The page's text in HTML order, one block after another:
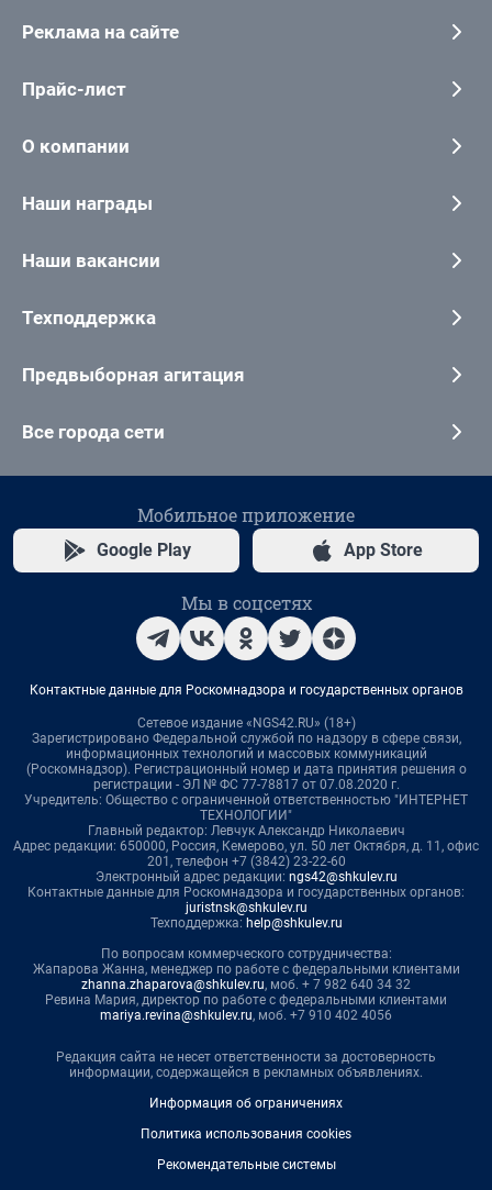
Реклама на сайте
Прайс-лист
О компании
Наши награды
Наши вакансии
Техподдержка
Предвыборная агитация
Все города сети
Мобильное приложение
Google Play App Store
Мы в соцсетях
Контактные данные для Роскомнадзора и государственных органов
Сетевое издание «NGS42.RU» (18+)
Зарегистрировано Федеральной службой по надзору в сфере связи,
информационных технологий и массовых коммуникаций
(Роскомнадзор). Регистрационный номер и дата принятия решения о
регистрации - ЭЛ № ФС 77-78817 от 07.08.2020 г.
Учредитель: Общество с ограниченной ответственностью "ИНТЕРНЕТ
ТЕХНОЛОГИИ"
Главный редактор: Левчук Александр Николаевич
Адрес редакции: 650000, Россия, Кемерово, ул. 50 лет Октября, д. 11, офис
201, телефон +7 (3842) 23-22-60
Электронный адрес редакции: ngs42@shkulev.ru
Контактные данные для Роскомнадзора и государственных органов:
juristnsk@shkulev.ru
Техподдержка: help@shkulev.ru
По вопросам коммерческого сотрудничества:
Жапарова Жанна, менеджер по работе с федеральными клиентами
zhanna.zhaparova@shkulev.ru, моб. + 7 982 640 34 32
Ревина Мария, директор по работе с федеральными клиентами
mariya.revina@shkulev.ru, моб. +7 910 402 4056
Редакция сайта не несет ответственности за достоверность
информации, содержащейся в рекламных объявлениях.
Информация об ограничениях
Политика использования cookies
Рекомендательные системы